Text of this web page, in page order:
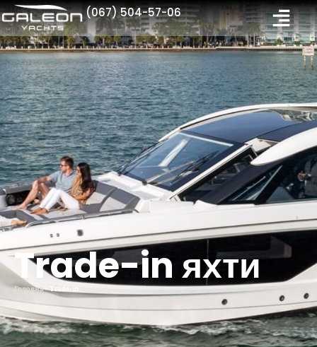
(067) 504-57-06
Trade-in яхти
Головна-Trade-in